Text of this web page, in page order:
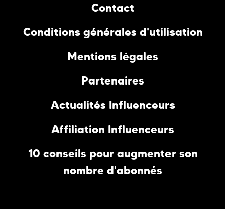
Contact
Conditions générales d'utilisation
Mentions légales
Partenaires
Actualités Influenceurs
Affiliation Influenceurs
10 conseils pour augmenter son
nombre d'abonnés